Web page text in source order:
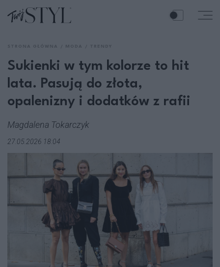
Sukienki w tym kolorze to hit
lata. Pasują do złota,
opalenizny i dodatków z rafii
Magdalena Tokarczyk
27.05.2026 18:04